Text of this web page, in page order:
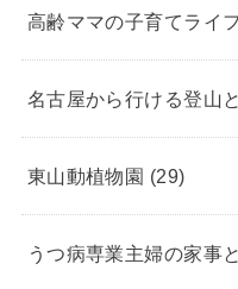
高齢ママの子育てライフ
名古屋から行ける登山
東山動植物園 (29)
うつ病専業主婦の家事